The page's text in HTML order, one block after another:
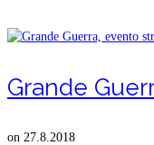
Grande
on 27.8.2018